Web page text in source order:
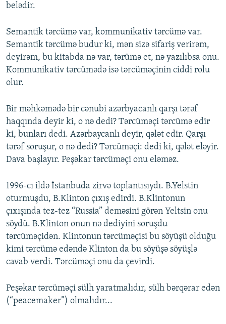
belədir.
Semantik tərcümə var, kommunikativ tərcümə var.
Semantik tərcümə budur ki, mən sizə sifariş verirəm,
deyirəm, bu kitabda nə var, tərümə et, nə yazılıbsa onu.
Kommunikativ tərcümədə isə tərcüməçinin ciddi rolu
olur.
Bir məhkəmədə bir cənubi azərbyacanlı qarşı tərəf
haqqında deyir ki, o nə dedi? Tərcüməçi tərcümə edir
ki, bunları dedi. Azərbaycanlı deyir, qələt edir. Qarşı
tərəf soruşur, o nə dedi? Tərcüməçi: dedi ki, qələt eləyir.
Dava başlayır. Peşəkar tərcüməçi onu eləməz.
1996-cı ildə İstanbuda zirvə toplantısıydı. B.Yelstin
oturmuşdu, B.Klinton çıxış edirdi. B.Klintonun
çıxışında tez-tez “Russia” deməsini görən Yeltsin onu
söydü. B.Klinton onun nə dediyini soruşdu
tərcüməçidən. Klintonun tərcüməçisi bu söyüşü olduğu
kimi tərcümə edəndə Klinton da bu söyüşə söyüşlə
cavab verdi. Tərcüməçi onu da çevirdi.
Peşəkar tərcüməçi sülh yaratmalıdır, sülh bərqərar edən
(“peacemaker”) olmalıdır...